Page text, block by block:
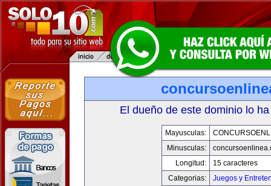
El dueño de este dominio lo
Mayusculas:
Minusculas:
Longitud:
15 caracteres
Categorias:
Juegos y